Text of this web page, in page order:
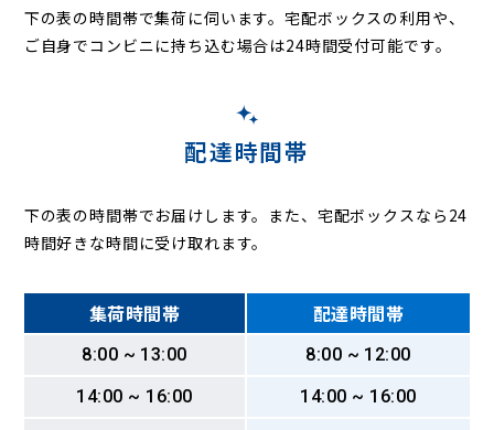
下の表の時間帯で集荷に伺います。宅配ボックスの利用や、
ご自身でコンビニに持ち込む場合は24時間受付可能です。
配達時間帯
下の表の時間帯でお届けします。また、宅配ボックスなら24
時間好きな時間に受け取れます。
集荷時間帯 配達時間帯
8:00 ~ 13:00
8:00 ~ 12:00
14:00 ~ 16:00
14:00 ~ 16:00